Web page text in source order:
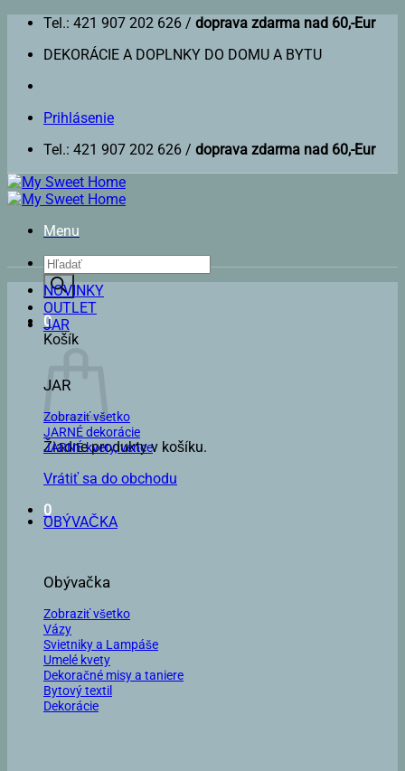
Skip
content
Tel.: 421 907 202 626 / doprava zdarma nad 60,-Eur
DEKORÁCIE A DOPLNKY DO DOMU A BYTU
Prihlásenie
Tel.: 421 907 202 626 / doprava zdarma nad 60,-Eur
Menu
Products
search
0
Košík
Žiadne produkty v košíku.
Vrátiť sa do obchodu
0
NOVINKY
OUTLET
JAR
JAR
Zobraziť všetko
JARNÉ dekorácie
JARNÉ kvety, vence
OBÝVAČKA
Obývačka
Zobraziť všetko
Vázy
Svietniky a Lampáše
Umelé kvety
Dekoračné misy a taniere
Bytový textil
Dekorácie